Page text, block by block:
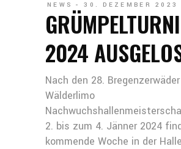
NEWS 30. DEZEMBER 2023
2024
Nach den 28. Bregenzerwäder
Wälderlimo
2. bis zum 4. Jänner 2024
kommende Woche in der